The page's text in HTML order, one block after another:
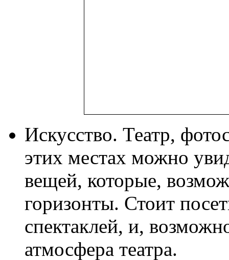
Искусство. Театр,
этих местах можно
вещей, которые,
горизонты. Стоит
спектаклей, и,
атмосфера театра.